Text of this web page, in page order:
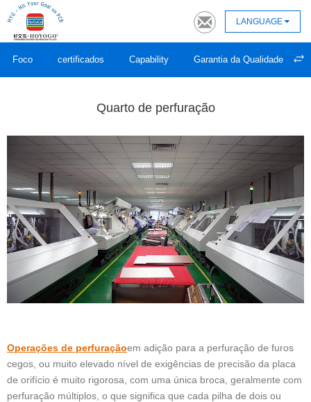
LANGUAGE
Foco certificados Capability Garantia da Qualidade
Quarto de perfuração
Operações de perfuraçãoem adição para a perfuração de furos
cegos, ou muito elevado nível de exigências de precisão da placa
de orifício é muito rigorosa, com uma única broca, geralmente com
perfuração múltiplos, o que significa que cada pilha de dois ou